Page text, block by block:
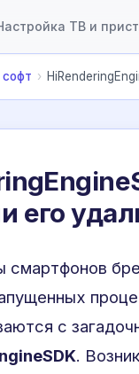
ТВ и
›
его
смартфонов
с
.